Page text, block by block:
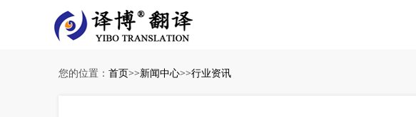
您的位置： 首页>>新闻中心>>行业资讯